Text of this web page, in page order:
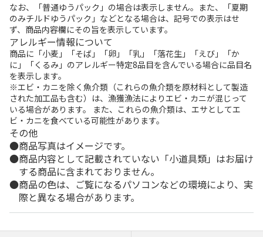
なお、「普通ゆうパック」の場合は表示しません。また、「夏期
のみチルドゆうパック」などとなる場合は、記号での表示はせ
ず、商品内容欄にその旨を表示しています。
アレルギー情報について
商品に「小麦」「そば」「卵」「乳」「落花生」「えび」「か
に」「くるみ」のアレルギー特定8品目を含んでいる場合に品目名
を表示します。
※エビ・カニを除く魚介類（これらの魚介類を原材料として製造
された加工品も含む）は、漁獲漁法によりエビ・カニが混じって
いる場合があります。 また、これらの魚介類は、エサとしてエ
ビ・カニを食べている可能性があります。
その他
商品写真はイメージです。
商品内容として記載されていない「小道具類」はお届け
する商品に含まれておりません。
商品の色は、ご覧になるパソコンなどの環境により、実
際と異なる場合があります。